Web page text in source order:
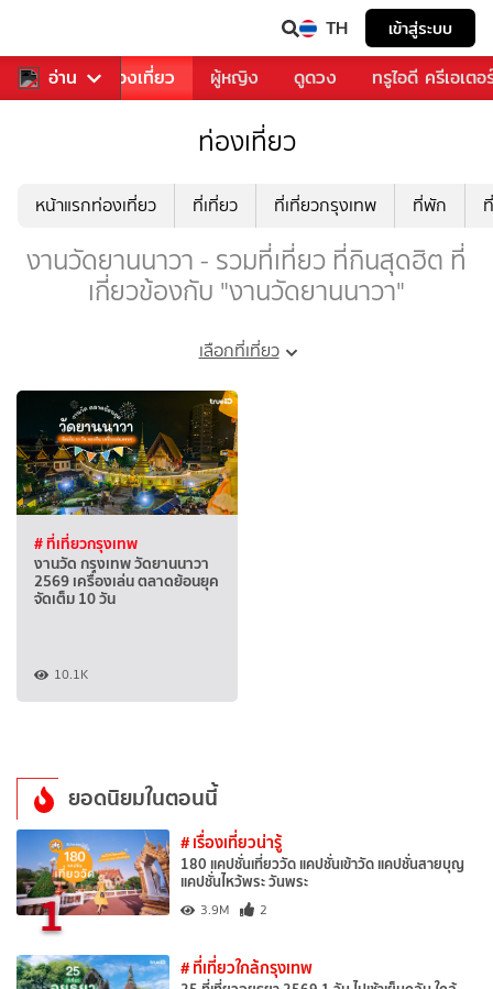
TH เข้าสู่ระบบ
อ่าน
อาหาร ท่องเที่ยว ผู้หญิง ดูดวง ทรูไอดี ครีเอเตอ
ท่องเที่ยว
หน้าแรกท่องเที่ยว ที่เที่ยว ที่เที่ยวกรุงเทพ ที่พัก
งานวัดยานนาวา - รวมที่เที่ยว ที่กินสุดฮิต ที่
เกี่ยวข้องกับ "งานวัดยานนาวา"
เลือกที่เที่ยว
# ที่เที่ยวกรุงเทพ
งานวัด กรุงเทพ วัดยานนาวา
2569 เครื่องเล่น ตลาดย้อนยุค
จัดเต็ม 10 วัน
10.1K
ยอดนิยมในตอนนี้
1
# เรื่องเที่ยวน่ารู้
180 แคปชั่นเที่ยววัด แคปชั่นเข้าวัด แคปชั่นสายบุญ
แคปชั่นไหว้พระ วันพระ
3.9M 2
# ที่เที่ยวใกล้กรุงเทพ